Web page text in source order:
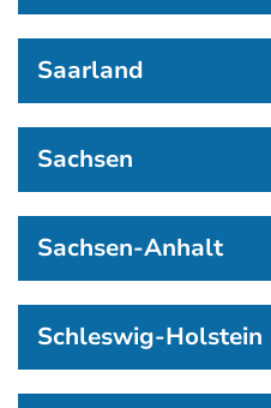
Saarland
Sachsen
Sachsen-Anhalt
Schleswig-Holstein